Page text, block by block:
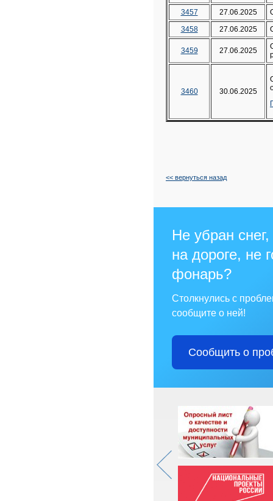
3457
27.06.2025
3458
27.06.2025
3459 27.06.2025
3460 30.06.2025
<< вернуться назад
Не убран
на дороге, не
фонарь?
Столкнулись с
сообщите о ней!
Сообщить о